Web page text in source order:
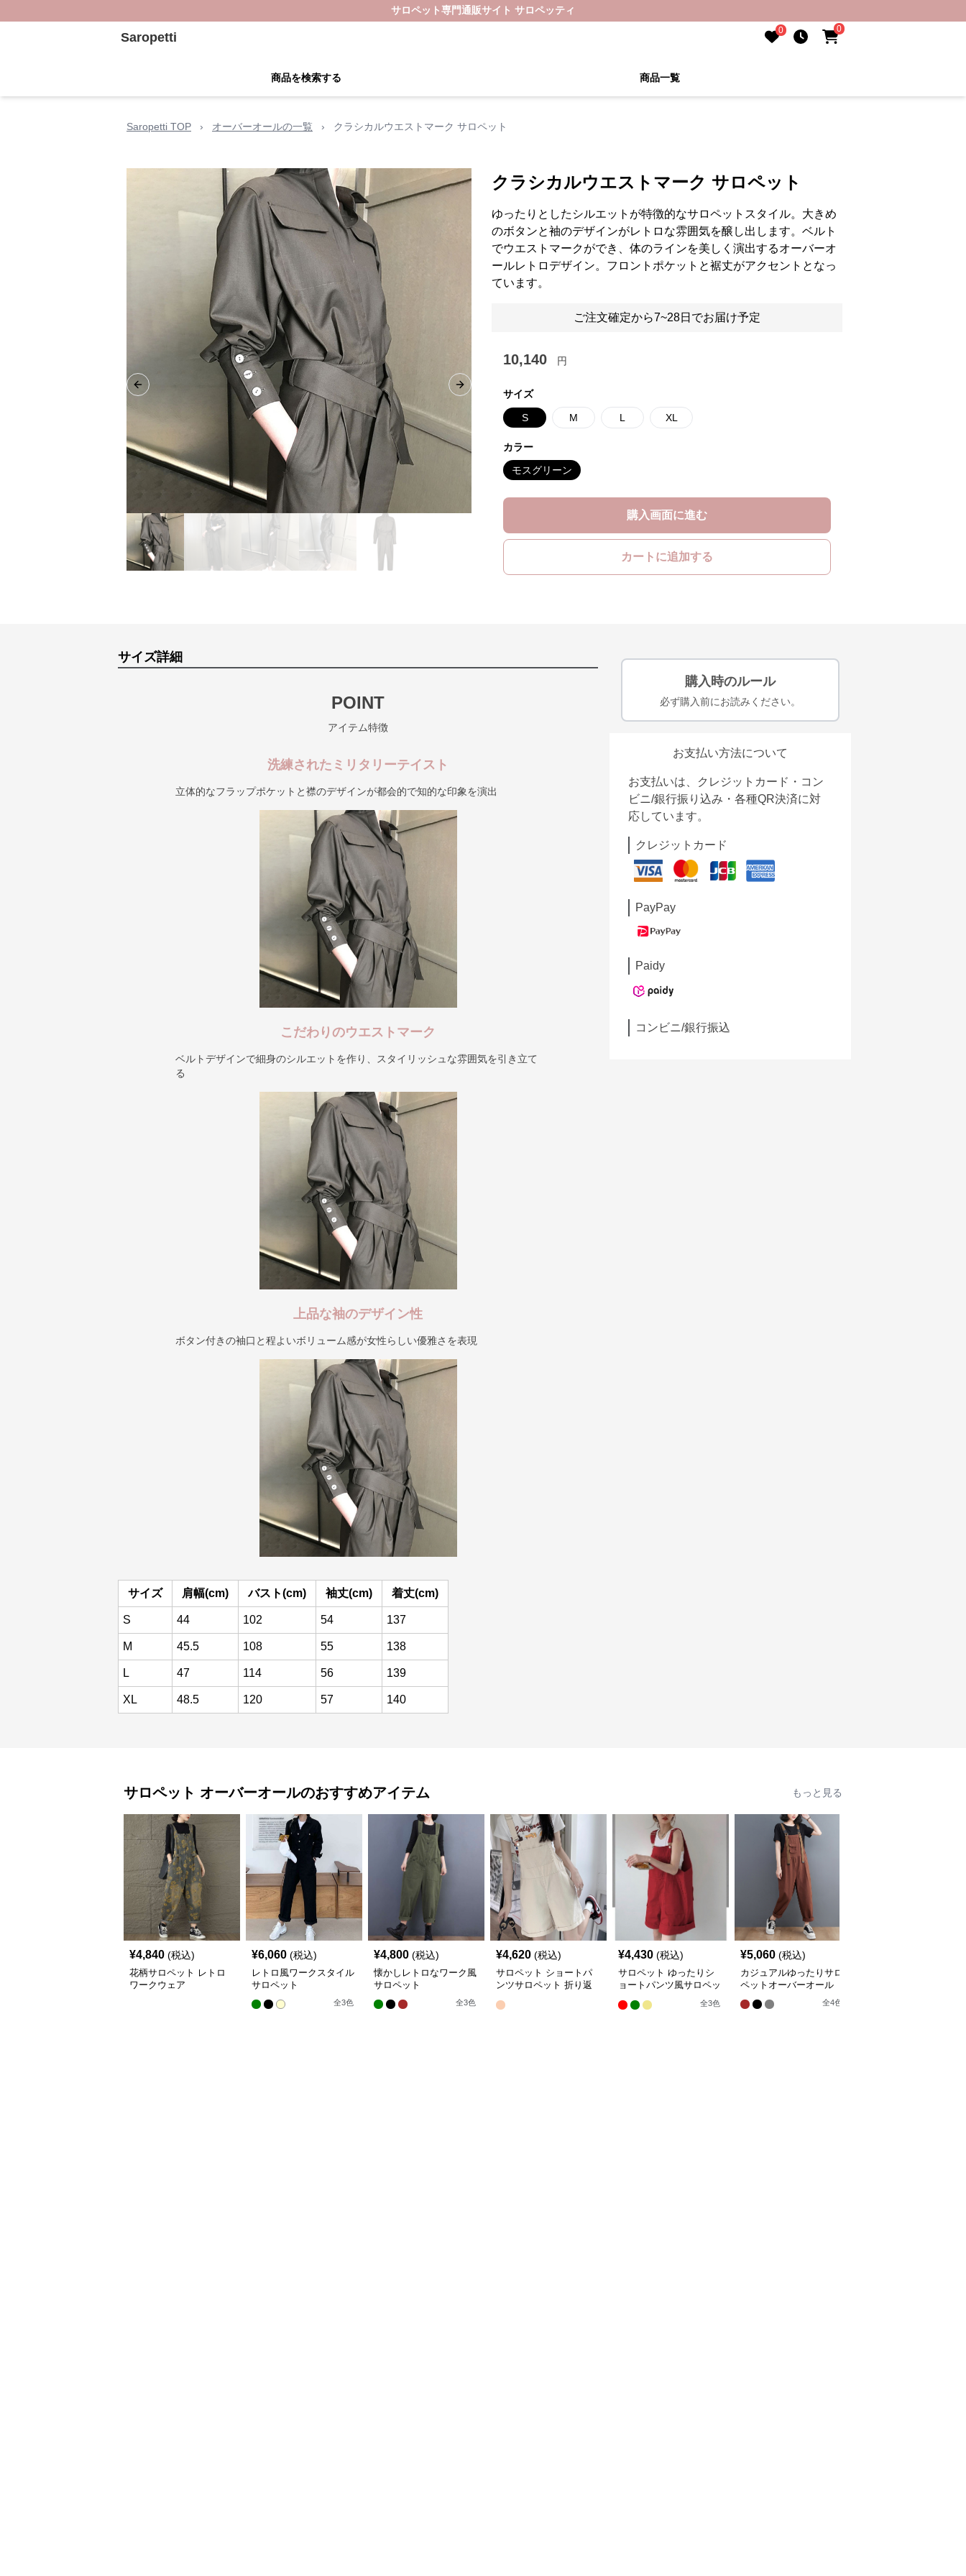
サロペット専門通販サイト サロペッティ
Saropetti 0 0
商品を検索する 商品一覧
Saropetti TOP › オーバーオールの一覧 › クラシカルウエストマーク サロペット
Previous slide Next slide
クラシカルウエストマーク サロペット
ゆったりとしたシルエットが特徴的なサロペットスタイル。大きめ
のボタンと袖のデザインがレトロな雰囲気を醸し出します。ベルト
でウエストマークができ、体のラインを美しく演出するオーバーオ
ールレトロデザイン。フロントポケットと裾丈がアクセントとなっ
ています。
ご注文確定から7~28日でお届け予定
10,140 円
サイズ
S M L XL
カラー
モスグリーン
購入画面に進む
カートに追加する
サイズ詳細
POINT
アイテム特徴
洗練されたミリタリーテイスト
立体的なフラップポケットと襟のデザインが都会的で知的な印象を演出
こだわりのウエストマーク
ベルトデザインで細身のシルエットを作り、スタイリッシュな雰囲気を引き立て
る
上品な袖のデザイン性
ボタン付きの袖口と程よいボリューム感が女性らしい優雅さを表現
サイズ 肩幅(cm) バスト(cm) 袖丈(cm) 着丈(cm)
S 44 102 54 137
M 45.5 108 55 138
L 47 114 56 139
XL 48.5 120 57 140
購入時のルール
必ず購入前にお読みください。
お支払い方法について
お支払いは、クレジットカード・コン
ビニ/銀行振り込み・各種QR決済に対
応しています。
クレジットカード
PayPay
Paidy
コンビニ/銀行振込
サロペット オーバーオールのおすすめアイテム もっと見る
¥4,840 (税込)
花柄サロペット レトロ
ワークウェア
¥6,060 (税込)
レトロ風ワークスタイル
サロペット
全3色
¥4,800 (税込)
懐かしレトロなワーク風
サロペット
全3色
¥4,620 (税込)
サロペット ショートパ
ンツサロペット 折り返
¥4,430 (税込)
サロペット ゆったりシ
ョートパンツ風サロペッ
全3色
¥5,060 (税込)
カジュアルゆったりサロ
ペットオーバーオール
全4色